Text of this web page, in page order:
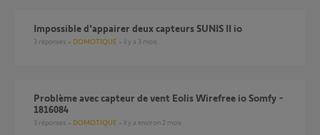
Impossible d'appairer deux capteurs SUNIS II io
3 réponses DOMOTIQUE il y a 3 mois
Problème avec capteur de vent Eolis Wirefree io Somfy -
1816084
3 réponses DOMOTIQUE il y a environ 2 mois